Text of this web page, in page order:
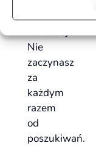
w
rekrutacji.
Nie
zaczynasz
za
każdym
razem
od
poszukiwań.